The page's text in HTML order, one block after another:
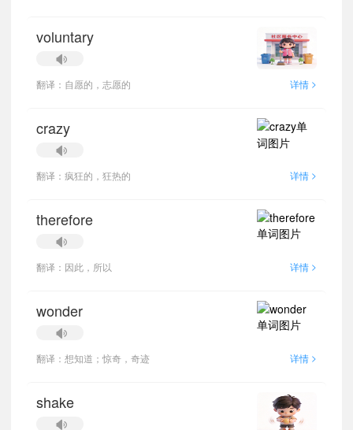
voluntary
翻译：自愿的，志愿的 详情 >
crazy
翻译：疯狂的，狂热的 详情 >
therefore
翻译：因此，所以 详情 >
wonder
翻译：想知道；惊奇，奇迹 详情 >
shake
小宝119425 正在学习
沪教版五四制七年级下册Unit 3单词
小宝449887
沪教版五四制六年级上册Unit 4单词
小宝892353
沪教版五四制九年级下册Unit 3单词